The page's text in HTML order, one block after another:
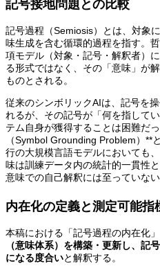
記号接地問題との比較
記号過程（Semiosis）とは、対象
味生成を含む循環的過程を指す。
項モデル（対象・記号・解釈者）
る形式ではなく、その「意味」が
ものとされる。
従来のシンボリックAIは、記号を
れるが、その記号が「何を指して
テム自身が獲得することは困難だ
（Symbol Grounding Problem）**
行の大規模言語モデルにおいても
味は訓練データ内の統計的一貫性
意味での自己解釈には至っていない
内在化の定義と測定可能指
本稿における「記号過程の内在化」
（意味体系）を構築・更新し、記
になる度合いと解釈する。